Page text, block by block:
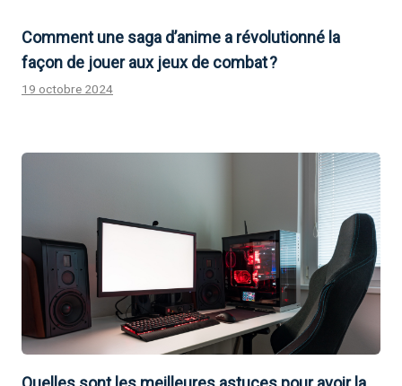
Comment une saga d’anime a révolutionné la
façon de jouer aux jeux de combat ?
19 octobre 2024